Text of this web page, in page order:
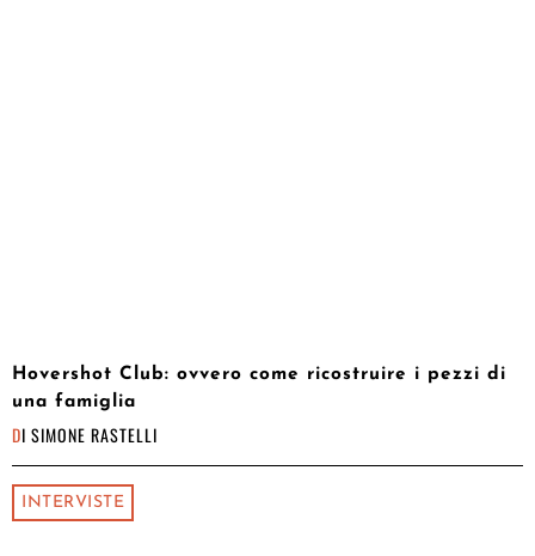
Hovershot Club: ovvero come ricostruire i pezzi di
una famiglia
DI SIMONE RASTELLI
INTERVISTE